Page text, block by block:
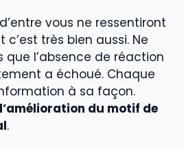
vous ne ressentiront
très bien aussi. Ne
que l’absence de réaction
a échoué. Chaque
à sa façon.
du motif de
.